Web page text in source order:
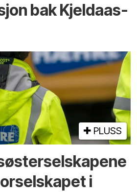
bak Kjeldaas-
PLUSS
i